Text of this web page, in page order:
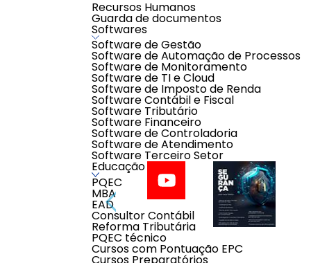
Recursos Humanos
Guarda de documentos
Softwares
Software de Gestão
Software de Automação de Processos
Software de Monitoramento
Software de TI e Cloud
Software de Imposto de Renda
Software Contábil e Fiscal
Software Tributário
Software Financeiro
Software de Controladoria
Software de Atendimento
Software Terceiro Setor
Educação
PQEC
MBA
EAD
Consultor Contábil
Reforma Tributária
PQEC técnico
Cursos com Pontuação EPC
Cursos Preparatórios